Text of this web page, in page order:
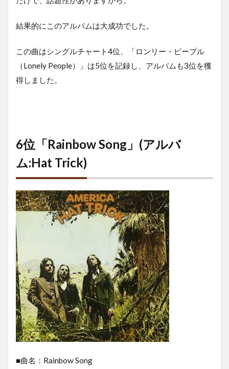
結果的にこのアルバムは大成功でした。
この曲はシングルチャート4位、「ロンリー・ピープル
（Lonely People）」は5位を記録し、アルバムも3位を獲
得しました。
6位「Rainbow Song」(アルバ
ム:Hat Trick)
■曲名：Rainbow Song